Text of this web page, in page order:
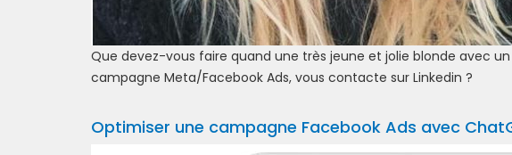
Que devez-vous faire quand une très jeune et jolie blonde avec
campagne Meta/Facebook Ads, vous contacte sur Linkedin ?
Optimiser une campagne Facebook Ads avec